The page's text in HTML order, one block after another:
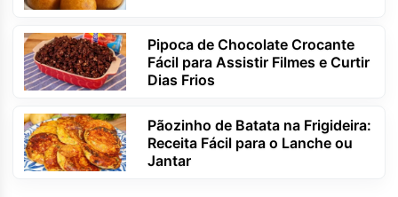
Pipoca de Chocolate Crocante
Fácil para Assistir Filmes e Curtir
Dias Frios
Pãozinho de Batata na Frigideira:
Receita Fácil para o Lanche ou
Jantar